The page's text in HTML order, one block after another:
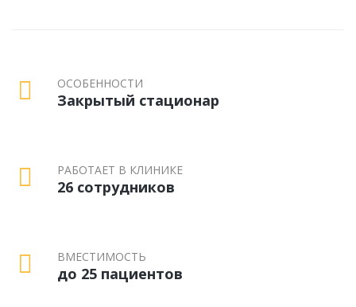
ОСОБЕННОСТИ
Закрытый стационар
РАБОТАЕТ В КЛИНИКЕ
26 сотрудников
ВМЕСТИМОСТЬ
до 25 пациентов